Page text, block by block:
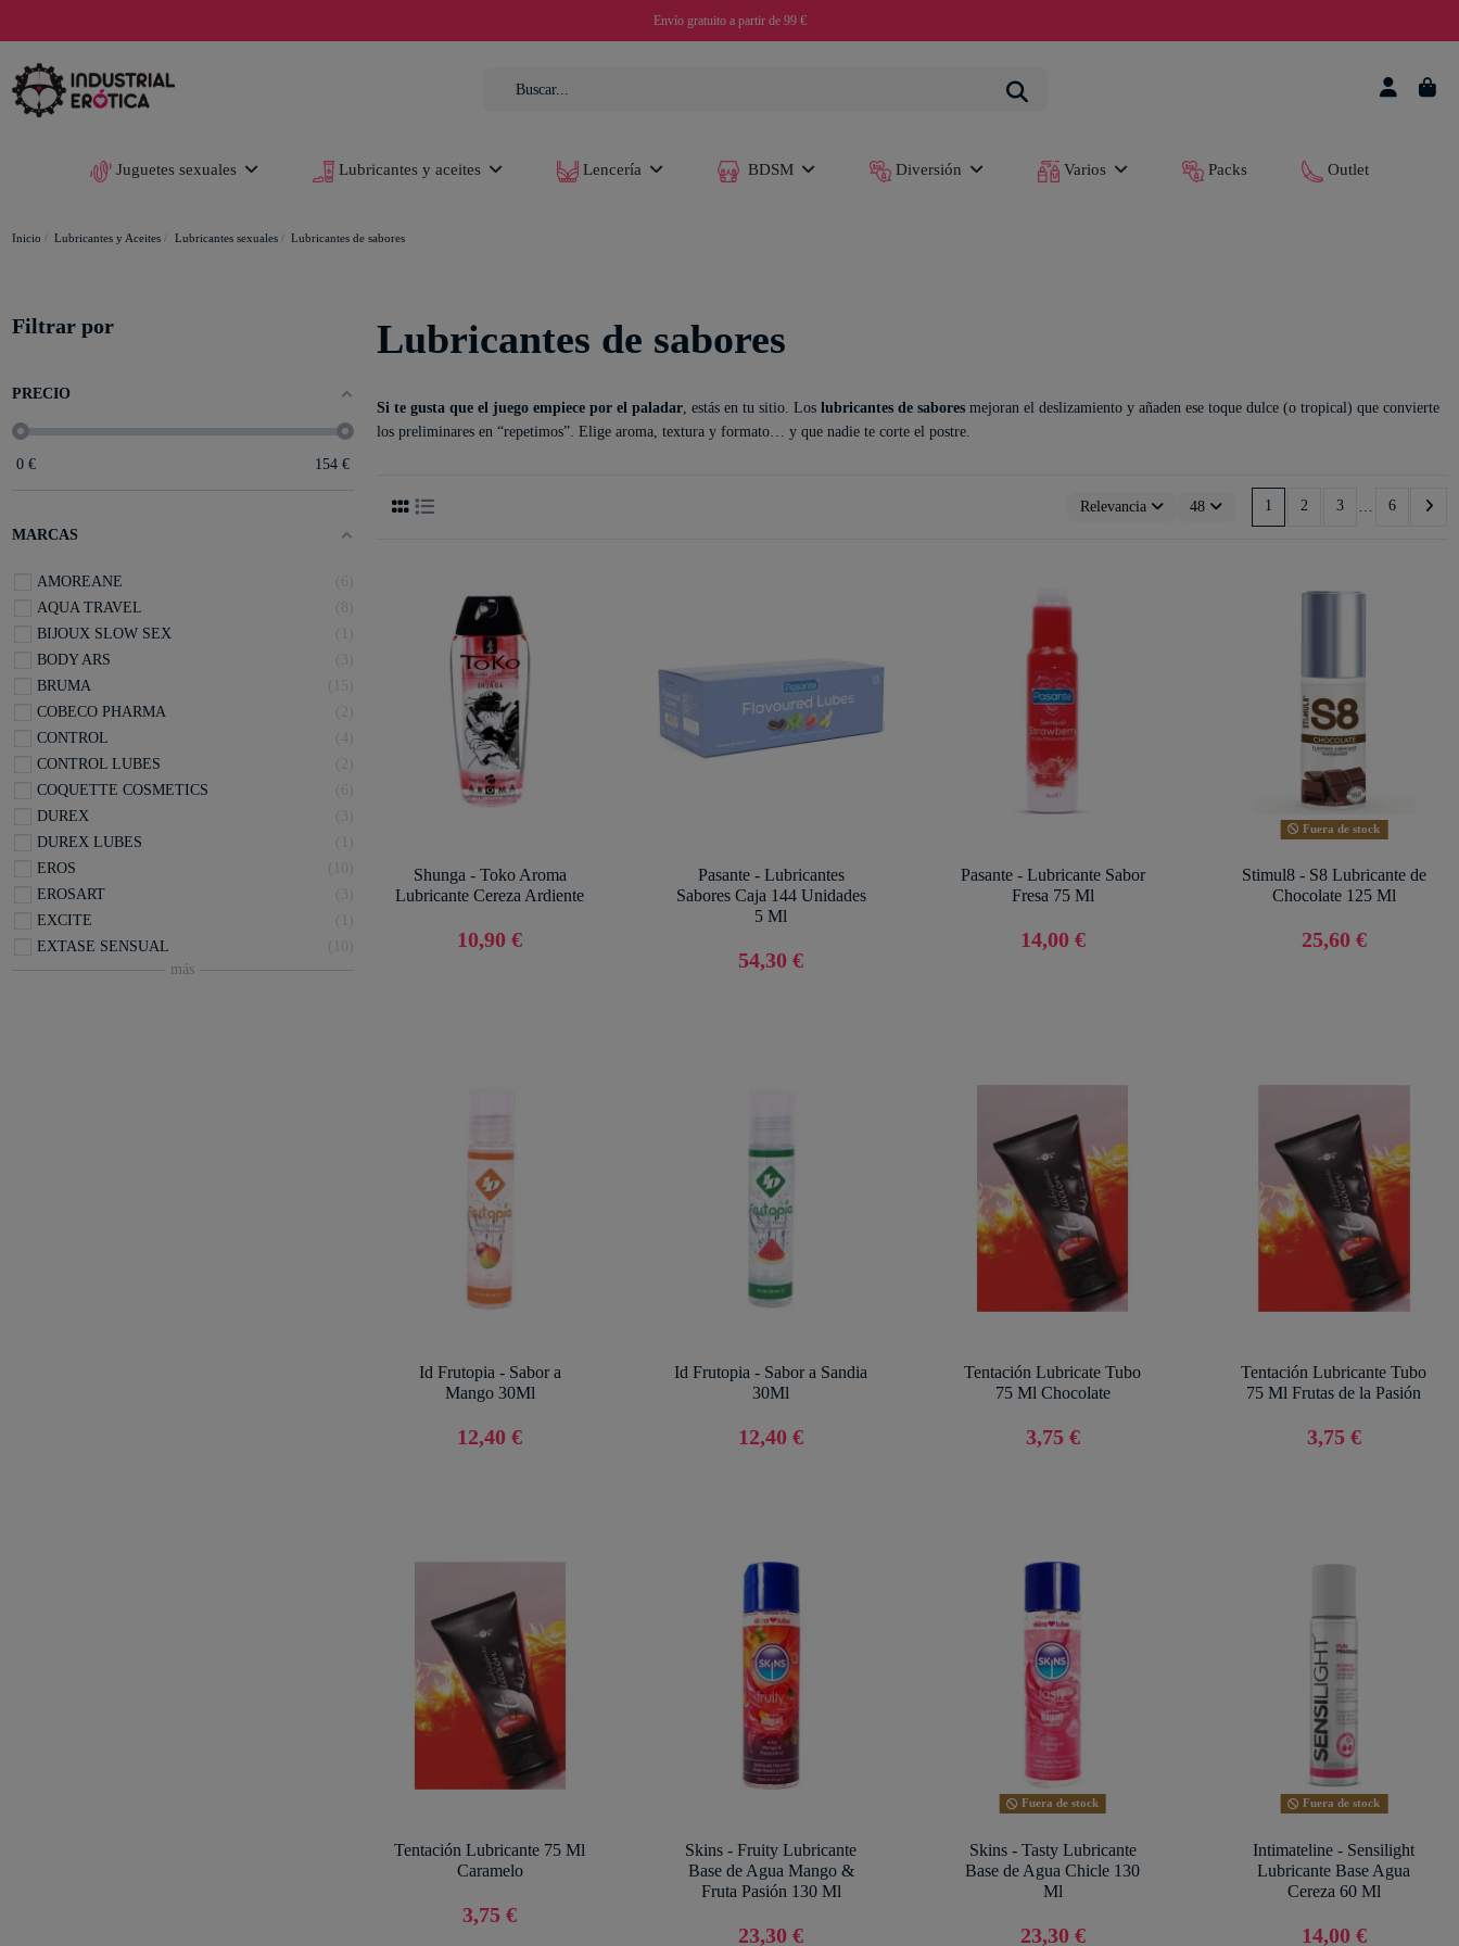
Envío gratuito a partir de 99 €
Juguetes sexuales Lubricantes y aceites Lencería BDSM Diversión Varios Packs Outlet
Inicio Lubricantes y Aceites Lubricantes sexuales Lubricantes de sabores
Lubricantes de sabores
Si te gusta que el juego empiece por el paladar, estás en tu sitio. Los lubricantes de saboresmejoran el deslizamiento y añaden ese toque dulce (o tropical) que convierte
los preliminares en “repetimos”. Elige aroma, textura y formato… y que nadie te corte el postre.
Relevancia 48 1 2 3 6
Shunga - Toko Aroma
Lubricante Cereza Ardiente
10,90 €
Pasante - Lubricantes
Sabores Caja 144 Unidades
5 Ml
54,30 €
Pasante - Lubricante Sabor
Fresa 75 Ml
14,00 €
Fuera de stock
Stimul8 - S8 Lubricante de
Chocolate 125 Ml
25,60 €
Id Frutopia - Sabor a
Mango 30Ml
12,40 €
Id Frutopia - Sabor a Sandia
30Ml
12,40 €
Tentación Lubricate Tubo
75 Ml Chocolate
3,75 €
Tentación Lubricante Tubo
75 Ml Frutas de la Pasión
3,75 €
Tentación Lubricante 75 Ml
Caramelo
3,75 €
Skins - Fruity Lubricante
Base de Agua Mango &
Fruta Pasión 130 Ml
23,30 €
Fuera de stock
Skins - Tasty Lubricante
Base de Agua Chicle 130
Ml
23,30 €
Fuera de stock
Intimateline - Sensilight
Lubricante Base Agua
Cereza 60 Ml
14,00 €
Filtrar por
PRECIO
0€ 154€
MARCAS
AMOREANE
6
AQUA TRAVEL
BIJOUX SLOW SEX
BODY ARS
BRUMA
15
COBECO PHARMA
2
CONTROL
4
CONTROL LUBES
2
COQUETTE COSMETICS
6
DUREX
DUREX LUBES
EROS
EROSART
EXCITE
EXTASE SENSUAL
más